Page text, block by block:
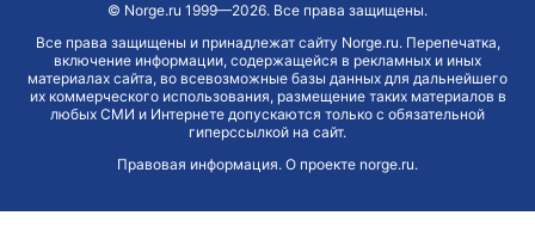
© Norge.ru 1999—2026. Все права защищены.
Все права защищены и принадлежат сайту Norge.ru. Перепечатка,
включение информации, содержащейся в рекламных и иных
материалах сайта, во всевозможные базы данных для дальнейшего
их коммерческого использования, размещение таких материалов в
любых СМИ и Интернете допускаются только с обязательной
гиперссылкой на сайт.
Правовая информация. О проекте norge.ru.